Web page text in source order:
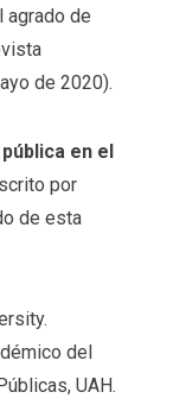
agrado de
de 2020).
en el
por
de esta
del
UAH.